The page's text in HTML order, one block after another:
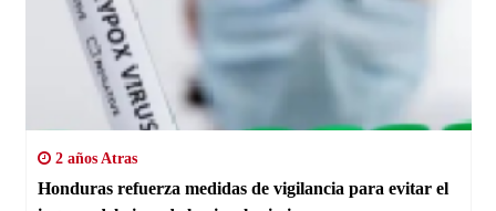
2 años Atras
Honduras refuerza medidas de vigilancia para evitar el